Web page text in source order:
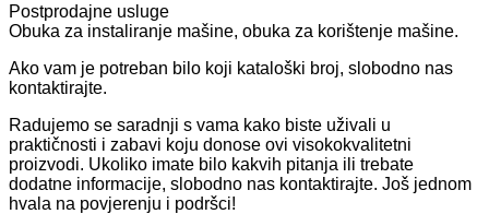
Postprodajne usluge
Obuka za instaliranje mašine, obuka za korištenje mašine.
Ako vam je potreban bilo koji kataloški broj, slobodno nas
kontaktirajte.
Radujemo se saradnji s vama kako biste uživali u
praktičnosti i zabavi koju donose ovi visokokvalitetni
proizvodi. Ukoliko imate bilo kakvih pitanja ili trebate
dodatne informacije, slobodno nas kontaktirajte. Još jednom
hvala na povjerenju i podršci!